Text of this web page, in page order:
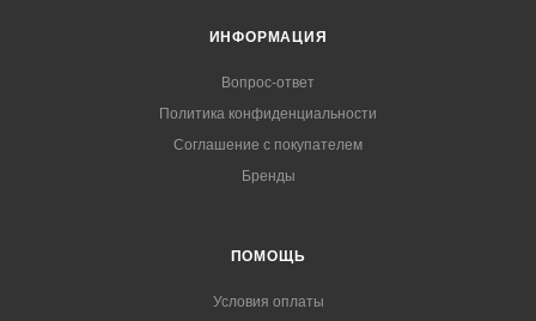
ИНФОРМАЦИЯ
Вопрос-ответ
Политика конфиденциальности
Соглашение с покупателем
Бренды
ПОМОЩЬ
Условия оплаты